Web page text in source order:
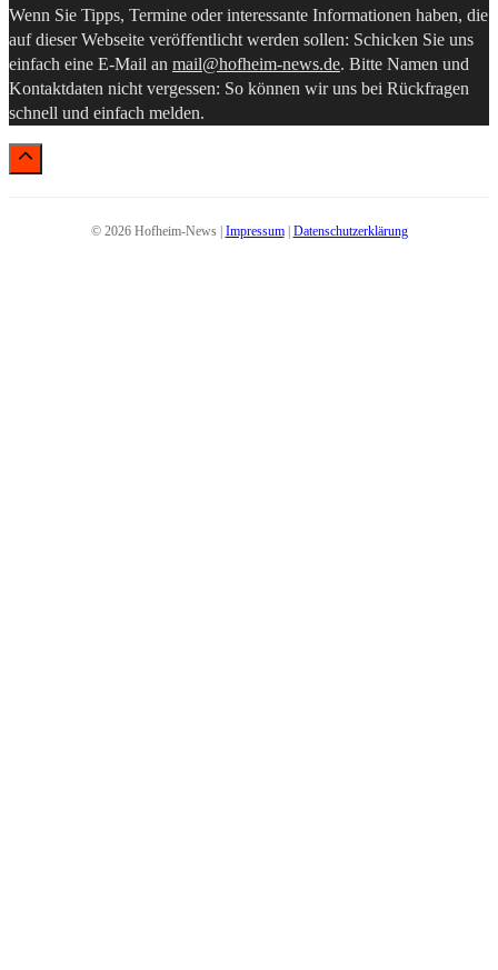
Wenn Sie Tipps, Termine oder interessante Informationen haben, die
auf dieser Webseite veröffentlicht werden sollen: Schicken Sie uns
einfach eine E-Mail an mail@hofheim-news.de. Bitte Namen und
Kontaktdaten nicht vergessen: So können wir uns bei Rückfragen
schnell und einfach melden.
© 2026 Hofheim-News | Impressum| Datenschutzerklärung